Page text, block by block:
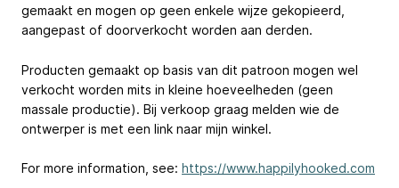
gemaakt en mogen op geen enkele wijze gekopieerd,
aangepast of doorverkocht worden aan derden.
Producten gemaakt op basis van dit patroon mogen wel
verkocht worden mits in kleine hoeveelheden (geen
massale productie). Bij verkoop graag melden wie de
ontwerper is met een link naar mijn winkel.
For more information, see: https://www.happilyhooked.com